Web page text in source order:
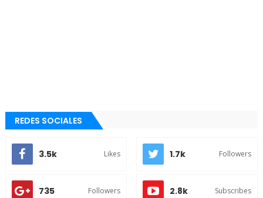
REDES SOCIALES
3.5k Likes 1.7k Followers
735 Followers 2.8k Subscribes